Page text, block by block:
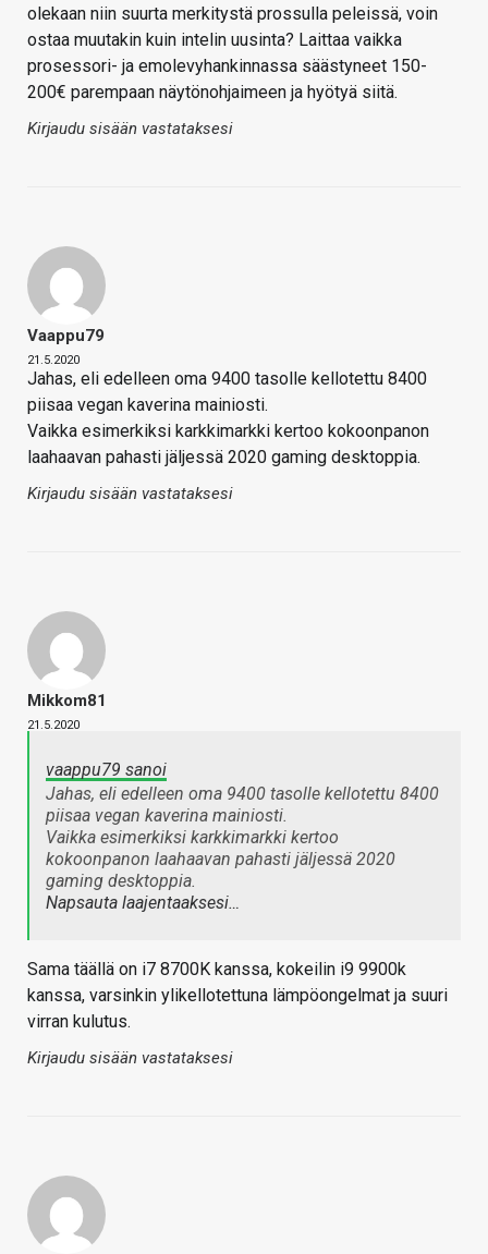
olekaan niin suurta merkitystä prossulla peleissä, voin
ostaa muutakin kuin intelin uusinta? Laittaa vaikka
prosessori- ja emolevyhankinnassa säästyneet 150-
200€ parempaan näytönohjaimeen ja hyötyä siitä.
Kirjaudu sisään vastataksesi
Vaappu79
21.5.2020
Jahas, eli edelleen oma 9400 tasolle kellotettu 8400
piisaa vegan kaverina mainiosti.
Vaikka esimerkiksi karkkimarkki kertoo kokoonpanon
laahaavan pahasti jäljessä 2020 gaming desktoppia.
Kirjaudu sisään vastataksesi
Mikkom81
21.5.2020
vaappu79 sanoi
Jahas, eli edelleen oma 9400 tasolle kellotettu 8400
piisaa vegan kaverina mainiosti.
Vaikka esimerkiksi karkkimarkki kertoo
kokoonpanon laahaavan pahasti jäljessä 2020
gaming desktoppia.
Napsauta laajentaaksesi…
Sama täällä on i7 8700K kanssa, kokeilin i9 9900k
kanssa, varsinkin ylikellotettuna lämpöongelmat ja suuri
virran kulutus.
Kirjaudu sisään vastataksesi